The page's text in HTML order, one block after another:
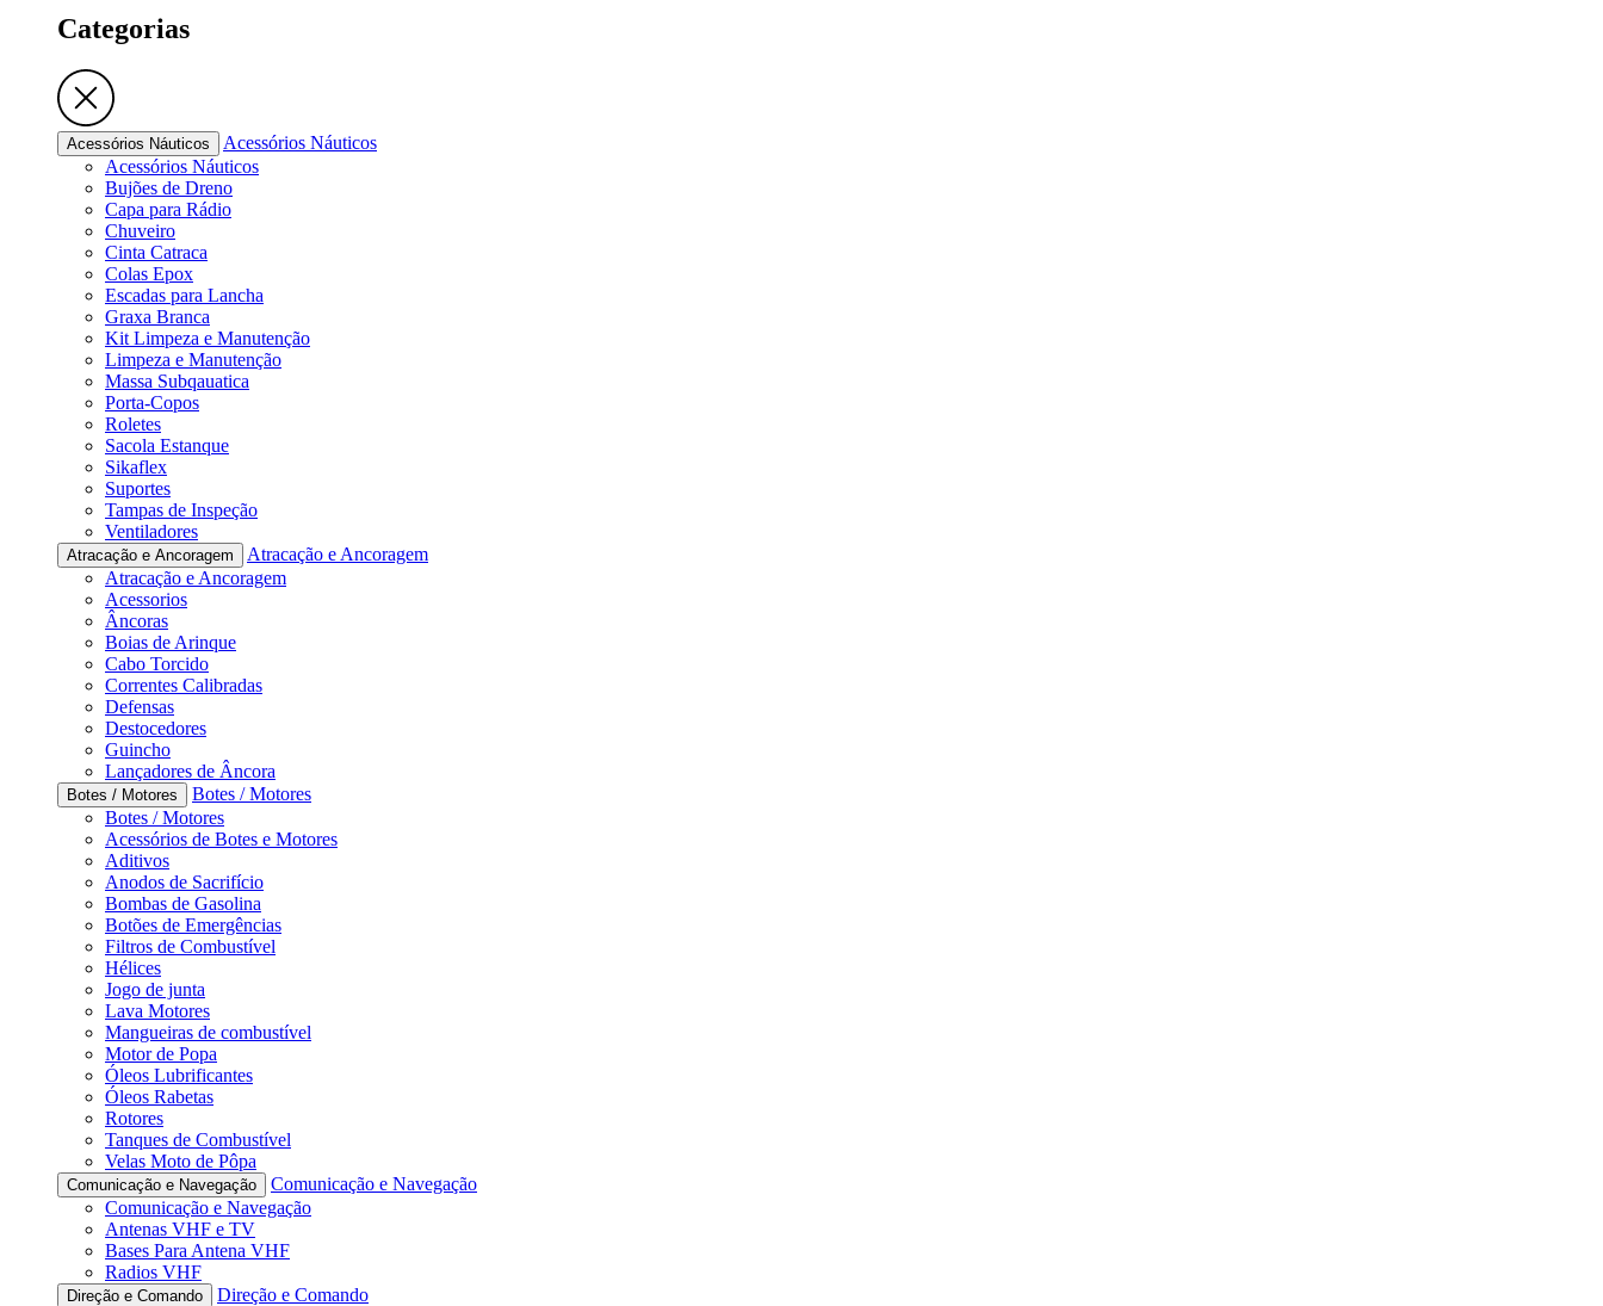
Categorias
Acessórios Náuticos
Acessórios Náuticos
Acessórios Náuticos
Bujões de Dreno
Capa para Rádio
Chuveiro
Cinta Catraca
Colas Epox
Escadas para Lancha
Graxa Branca
Kit Limpeza e Manutenção
Limpeza e Manutenção
Massa Subqauatica
Porta-Copos
Roletes
Sacola Estanque
Sikaflex
Suportes
Tampas de Inspeção
Ventiladores
Atracação e Ancoragem
Atracação e Ancoragem
Atracação e Ancoragem
Acessorios
Âncoras
Boias de Arinque
Cabo Torcido
Correntes Calibradas
Defensas
Destocedores
Guincho
Lançadores de Âncora
Botes / Motores
Botes / Motores
Botes / Motores
Acessórios de Botes e Motores
Aditivos
Anodos de Sacrifício
Bombas de Gasolina
Botões de Emergências
Filtros de Combustível
Hélices
Jogo de junta
Lava Motores
Mangueiras de combustível
Motor de Popa
Óleos Lubrificantes
Óleos Rabetas
Rotores
Tanques de Combustível
Velas Moto de Pôpa
Comunicação e Navegação
Comunicação e Navegação
Comunicação e Navegação
Antenas VHF e TV
Bases Para Antena VHF
Radios VHF
Direção e Comando
Direção e Comando